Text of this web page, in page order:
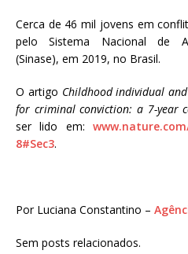
Cerca de 46 mil jovens em
pelo Sistema Nacional de
(Sinase), em 2019, no Brasil.
O artigo Childhood individual
for criminal conviction: a 7-year
ser lido em:
8#Sec3.
Por Luciana Constantino –
Sem posts relacionados.